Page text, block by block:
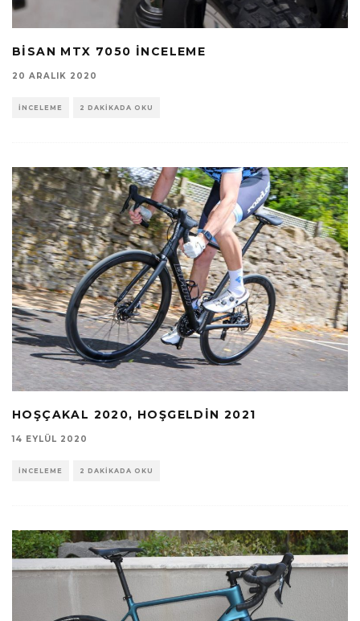
BISAN MTX 7050 İNCELEME
20 ARALIK 2020
İNCELEME 2 DAKIKADA OKU
HOŞÇAKAL 2020, HOŞGELDIN 2021
14 EYLÜL 2020
İNCELEME 2 DAKIKADA OKU